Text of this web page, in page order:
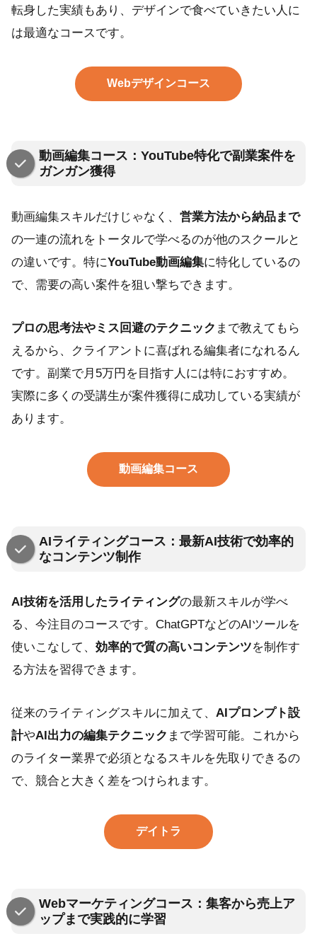
転身した実績もあり、デザインで食べていきたい人に
は最適なコースです。
Webデザインコース
動画編集コース：YouTube特化で副業案件を
ガンガン獲得
動画編集スキルだけじゃなく、 営業方法から納品まで
の一連の流れをトータルで学べるのが他のスクールと
の違いです。特にYouTube動画編集に特化しているの
で、需要の高い案件を狙い撃ちできます。
プロの思考法やミス回避のテクニック まで教えてもら
えるから、クライアントに喜ばれる編集者になれるん
です。副業で月5万円を目指す人には特におすすめ。
実際に多くの受講生が案件獲得に成功している実績が
あります。
動画編集コース
AIライティングコース：最新AI技術で効率的
なコンテンツ制作
AI技術を活用したライティングの最新スキルが学べ
る、今注目のコースです。ChatGPTなどのAIツールを
使いこなして、 効率的で質の高いコンテンツを制作す
る方法を習得できます。
従来のライティングスキルに加えて、 AIプロンプト設
計やAI出力の編集テクニック まで学習可能。これから
のライター業界で必須となるスキルを先取りできるの
で、競合と大きく差をつけられます。
デイトラ
Webマーケティングコース：集客から売上ア
ップまで実践的に学習